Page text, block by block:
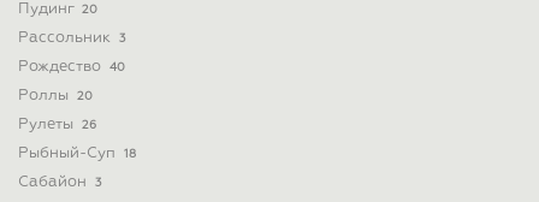
Пудинг 20
Рассольник 3
Рождество 40
Роллы 20
Рулеты 26
Рыбный-Суп 18
Сабайон 3